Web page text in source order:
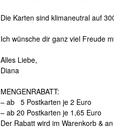
Die Karten sind klimaneutral auf
Ich wünsche dir ganz viel Freude
Alles Liebe,
Diana
MENGENRABATT:
– ab 5 Postkarten je 2 Euro
– ab 20 Postkarten je 1,65 Euro
Der Rabatt wird im Warenkorb &